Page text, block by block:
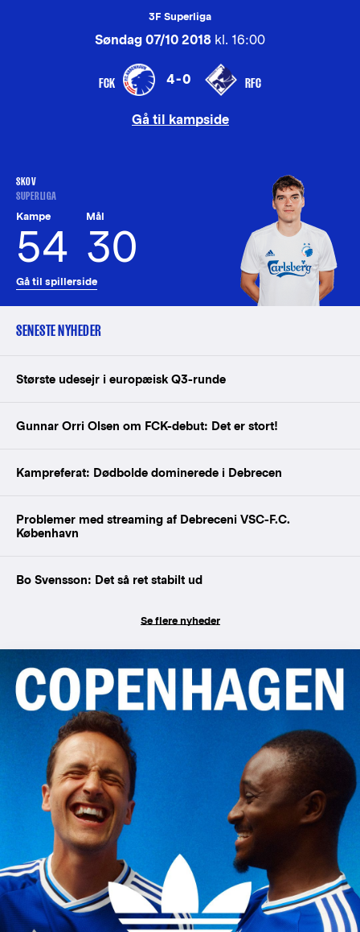
3F Superliga
Søndag 07/10 2018 kl. 16:00
FCK 4-0 RFC
Gå til kampside
SKOV
SUPERLIGA
Kampe
54
Mål
30
Gå til spillerside
SENESTE NYHEDER
Største udesejr i europæisk Q3-runde
Gunnar Orri Olsen om FCK-debut: Det er stort!
Kampreferat: Dødbolde dominerede i Debrecen
Problemer med streaming af Debreceni VSC-F.C.
København
Bo Svensson: Det så ret stabilt ud
Se flere nyheder